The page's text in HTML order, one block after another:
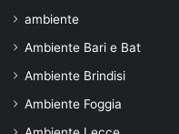
ambiente
Ambiente Bari e Bat
Ambiente Brindisi
Ambiente Foggia